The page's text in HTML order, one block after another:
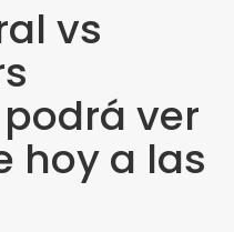
vs
ver
hoy a las